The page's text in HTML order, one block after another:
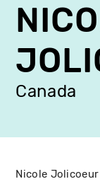
contenu
principal
Canada
Nicole